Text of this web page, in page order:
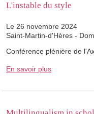
L'instable du style
Le 26 novembre 2024
Saint-Martin-d'Hères -
Conférence plénière de
En savoir plus